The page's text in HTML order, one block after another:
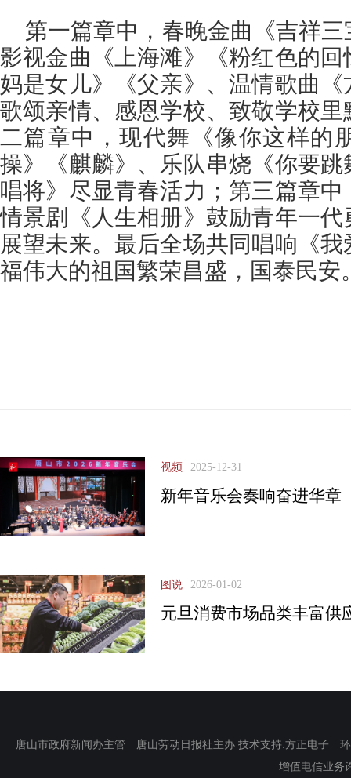
第一篇章中，春晚金曲《吉祥
影视金曲《上海滩》《粉红色的
妈是女儿》《父亲》、温情歌曲
歌颂亲情、感恩学校、致敬学校
二篇章中，现代舞《像你这样的
操》《麒麟》、乐队串烧《你要
唱将》尽显青春活力；第三篇章
情景剧《人生相册》鼓励青年一
展望未来。最后全场共同唱响《
福伟大的祖国繁荣昌盛，国泰民安
视频 2025-12-31
新年音乐会奏响奋进华章
图说 2026-01-02
元旦消费市场品类丰富供
唐山市政府新闻办主管 唐山劳动日报社主办 技术支持:方正电子
增值电信业务